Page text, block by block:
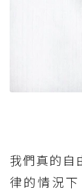
我們真的自
律的情況